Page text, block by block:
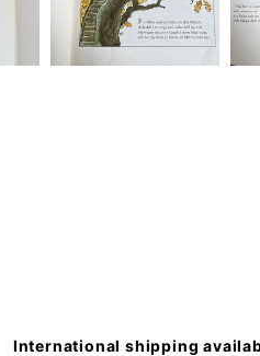
International shipping